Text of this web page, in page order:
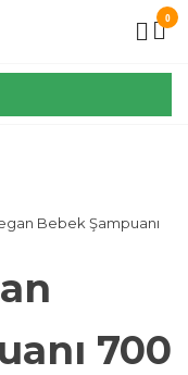
0
Bebek Şampuanı
700